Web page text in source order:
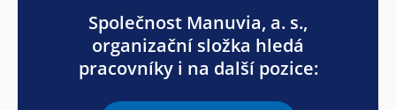
Společnost Manuvia, a. s.,
organizační složka hledá
pracovníky i na další pozice: